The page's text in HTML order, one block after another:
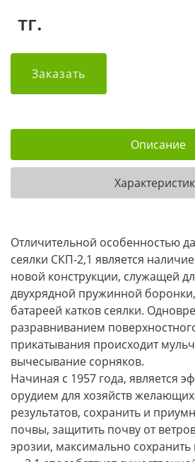
тг.
Заказать
Описание
Отличительной особенностью
сеялки СКП-2,1 является
новой конструкции, служащей
двухрядной пружинной
батареей катков сеялки.
разравниванием
прикатывания происходит
вычесывание сорняков.
Начиная с 1957 года, является
орудием для хозяйств
результатов, сохранить и
почвы, защитить почву от
эрозии, максимально сохранить